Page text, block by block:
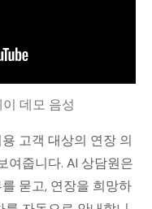
데모 음성
고객 대상의 연장 의
여줍니다. AI 상담원은
묻고, 연장을 희망하